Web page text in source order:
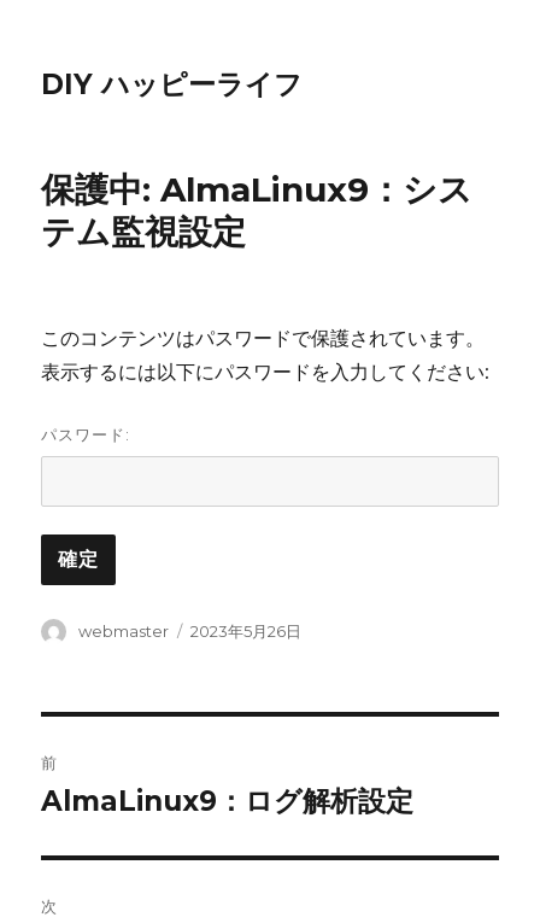
DIY ハッピーライフ
保護中: AlmaLinux9：シス
テム監視設定
このコンテンツはパスワードで保護されています。
表示するには以下にパスワードを入力してください:
パスワード:
投
webmaster
投
2023年5月26日
稿
ビ
前
前
投
稿:
AlmaLinux9：ログ解析設定
次